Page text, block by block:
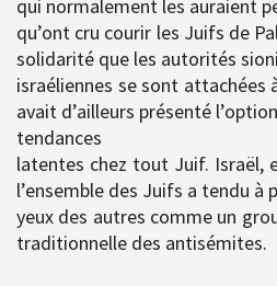
qui normalement les auraient
qu’ont cru courir les Juifs de
solidarité que les autorités
israéliennes se sont attachées
avait d’ailleurs présenté
tendances
latentes chez tout Juif. Israël,
l’ensemble des Juifs a tendu à
yeux des autres comme un
traditionnelle des antisémites.